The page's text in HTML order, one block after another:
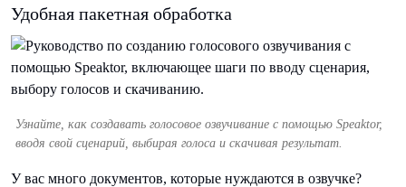
Удобная пакетная обработка
Узнайте, как создавать голосовое озвучивание с помощью Speaktor,
вводя свой сценарий, выбирая голоса и скачивая результат.
У вас много документов, которые нуждаются в озвучке?